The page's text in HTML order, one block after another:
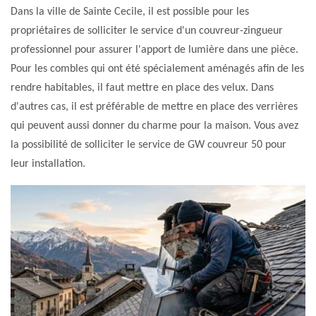
Dans la ville de Sainte Cecile, il est possible pour les
propriétaires de solliciter le service d'un couvreur-zingueur
professionnel pour assurer l'apport de lumière dans une pièce.
Pour les combles qui ont été spécialement aménagés afin de les
rendre habitables, il faut mettre en place des velux. Dans
d'autres cas, il est préférable de mettre en place des verrières
qui peuvent aussi donner du charme pour la maison. Vous avez
la possibilité de solliciter le service de GW couvreur 50 pour
leur installation.